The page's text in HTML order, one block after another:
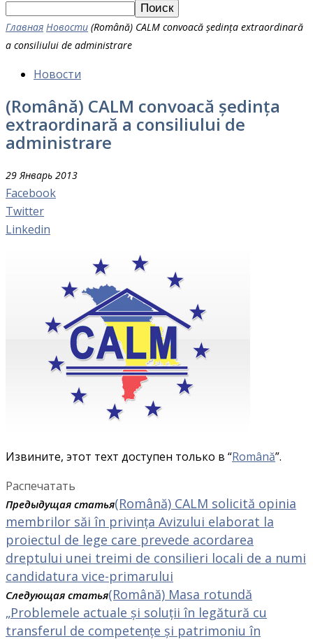
Главная Новости (Română) CALM convoacă ședința extraordinară
a consiliului de administrare
Новости
(Română) CALM convoacă ședința
extraordinară a consiliului de
administrare
29 Январь 2013
Facebook
Twitter
Linkedin
Извините, этот техт доступен только в “Română”.
Распечатать
Предыдущая статья(Română) CALM solicită opinia
membrilor săi în privința Avizului elaborat la
proiectul de lege care prevede acordarea
dreptului unei treimi de consilieri locali de a numi
candidatura vice-primarului
Следующая статья(Română) Masa rotundă
„Problemele actuale și soluții în legătură cu
transferul de competențe și patrimoniu în